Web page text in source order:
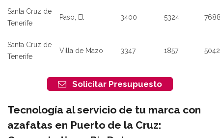
Santa Cruz de
Tenerife
Paso, El 3400 5324
Santa Cruz de
Tenerife
Villa de Mazo 3347 1857 5042
Solicitar Presupuesto
Tecnología al servicio de tu marca con
azafatas en Puerto de la Cruz: